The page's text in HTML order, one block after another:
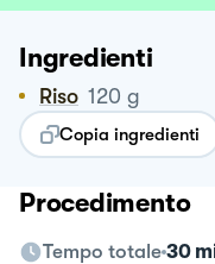
Ingredienti
Riso 120 g
Copia ingredienti
Procedimento
Tempo totale 30